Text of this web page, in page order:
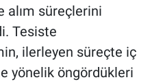
alım süreçlerini
Tesiste
ilerleyen süreçte iç
yönelik öngördükleri